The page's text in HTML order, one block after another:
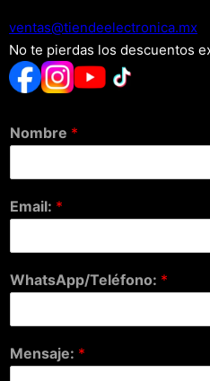
xm.acinortceleedneit@satnev
No te pierdas los descuentos
Nombre *
Email: *
WhatsApp/Teléfono: *
Mensaje: *